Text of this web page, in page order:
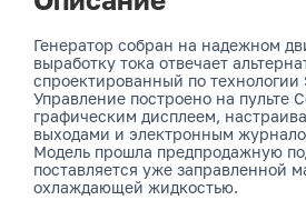
Генератор собран на надежном
выработку тока отвечает
спроектированный по технологии
Управление построено на пульте
графическим дисплеем,
выходами и электронным
Модель прошла предпродажную
поставляется уже заправленной
охлаждающей жидкостью.